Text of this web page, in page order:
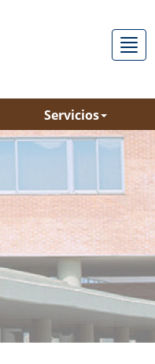
Menú
Servicios